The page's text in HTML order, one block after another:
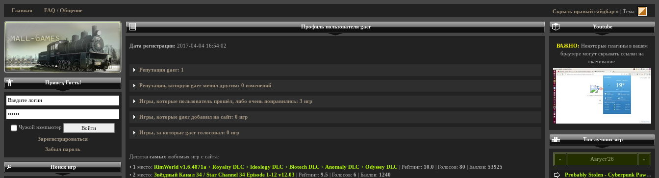
Скрыть правый сайдбар » | Тема:
Главная FAQ / Общение
Профиль пользователя gaer
Дата регистрации: 2017-04-04 16:54:02
Репутация gaer: 1
Репутация, которую gaer менял другим: 0 изменений
Игры, которые пользователь прошёл, либо очень понравились: 3 игр
Игры, которые gaer добавил на сайт: 0 игр
Игры, за которые gaer голосовал: 0 игр
Десятка самых любимых игр с сайта:
• 1 место: RimWorld v1.6.4871a + Royalty DLC + Ideology DLC + Biotech DLC + Anomaly DLC + Odyssey DLC | Рейтинг: 10.0 | Голосов: 80 | Баллов: 53925
• 2 место: Звёздный Канал 34 / Star Channel 34 Episode 1-12 v12.03 | Рейтинг: 9.5 | Голосов: 6 | Баллов: 1240
Привет, Гость!
Чужой компьютер
Зарегистрироваться
Забыл пароль
Поиск игр
Youtube
ВАЖНО: Некоторые плагины в вашем
браузере могут скрывать ссылки на
скачивание.
Топ лучших игр
« Август'26 »
Probably Stolen - Cyberpunk Pawnshop Simulator v048c [Playtest]